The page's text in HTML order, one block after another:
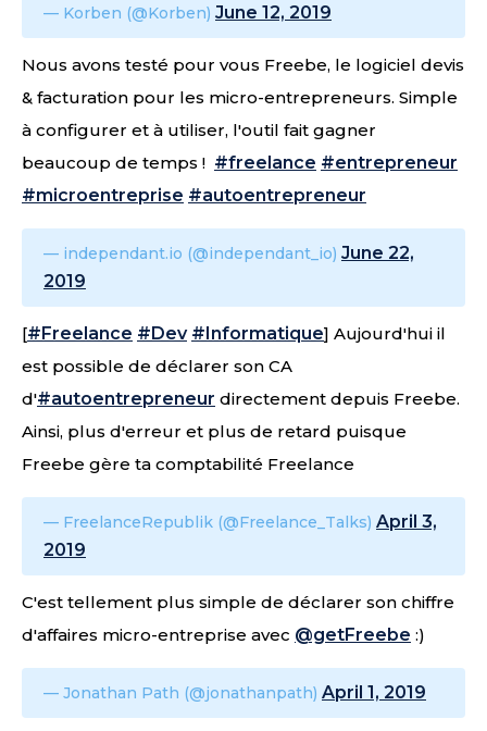
— Korben (@Korben) June 12, 2019
Nous avons testé pour vous Freebe, le logiciel devis
& facturation pour les micro-entrepreneurs. Simple
à configurer et à utiliser, l'outil fait gagner
beaucoup de temps ! #freelance #entrepreneur
#microentreprise #autoentrepreneur
— independant.io (@independant_io) June 22,
2019
[#Freelance #Dev #Informatique] Aujourd'hui il
est possible de déclarer son CA
d'#autoentrepreneur directement depuis Freebe.
Ainsi, plus d'erreur et plus de retard puisque
Freebe gère ta comptabilité Freelance
— FreelanceRepublik (@Freelance_Talks) April 3,
2019
C'est tellement plus simple de déclarer son chiffre
d'affaires micro-entreprise avec @getFreebe :)
— Jonathan Path (@jonathanpath) April 1, 2019